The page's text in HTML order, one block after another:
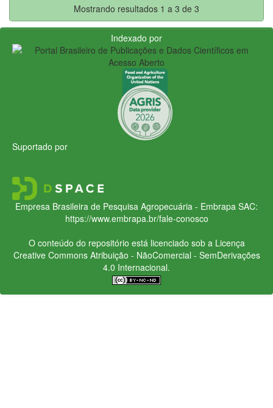
Mostrando resultados 1 a 3 de 3
Indexado por
Suportado por
Empresa Brasileira de Pesquisa Agropecuária - Embrapa SAC:
https://www.embrapa.br/fale-conosco
O conteúdo do repositório está licenciado sob a Licença
Creative CommonsAtribuição - NãoComercial - SemDerivações
4.0 Internacional.